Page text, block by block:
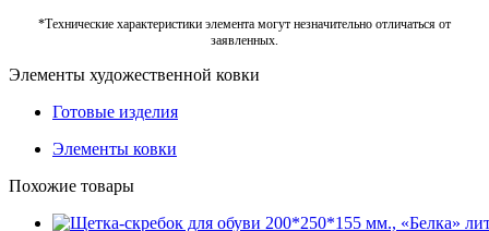
*Технические характеристики элемента могут незначительно отличаться от
заявленных.
Элементы художественной ковки
Готовые изделия
Элементы ковки
Похожие товары